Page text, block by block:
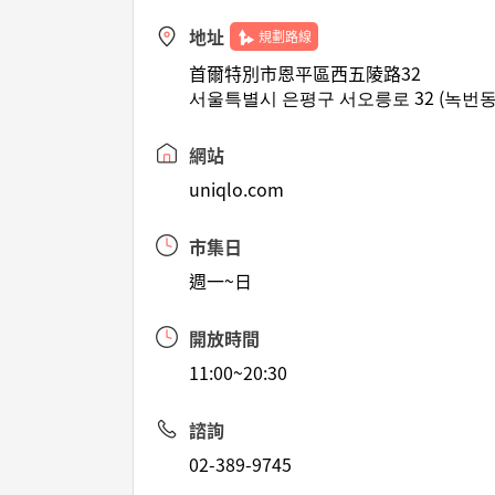
地址 規劃路線
首爾特別市恩平區西五陵路32
서울특별시 은평구 서오릉로 32 (녹번
網站
uniqlo.com
市集日
週一~日
開放時間
11:00~20:30
諮詢
02-389-9745